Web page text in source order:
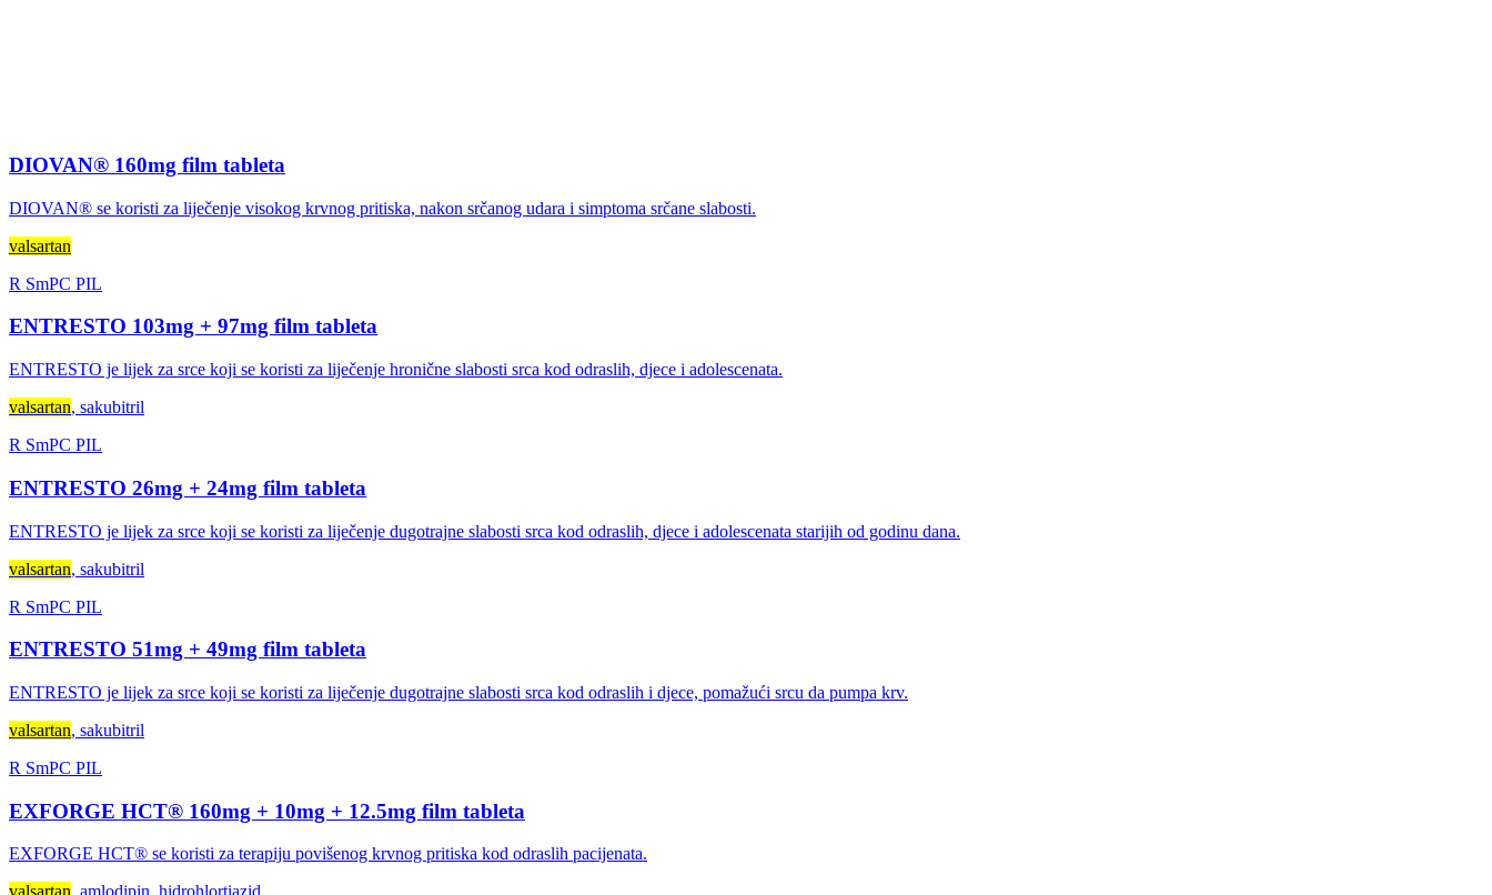
DIOVAN® 160mg film tableta
DIOVAN® se koristi za liječenje visokog krvnog pritiska, nakon srčanog udara i simptoma srčane slabosti.
valsartan
R SmPC PIL
ENTRESTO 103mg + 97mg film tableta
ENTRESTO je lijek za srce koji se koristi za liječenje hronične slabosti srca kod odraslih, djece i adolescenata.
valsartan, sakubitril
R SmPC PIL
ENTRESTO 26mg + 24mg film tableta
ENTRESTO je lijek za srce koji se koristi za liječenje dugotrajne slabosti srca kod odraslih, djece i adolescenata starijih od godinu dana.
valsartan, sakubitril
R SmPC PIL
ENTRESTO 51mg + 49mg film tableta
ENTRESTO je lijek za srce koji se koristi za liječenje dugotrajne slabosti srca kod odraslih i djece, pomažući srcu da pumpa krv.
valsartan, sakubitril
R SmPC PIL
EXFORGE HCT® 160mg + 10mg + 12.5mg film tableta
EXFORGE HCT® se koristi za terapiju povišenog krvnog pritiska kod odraslih pacijenata.